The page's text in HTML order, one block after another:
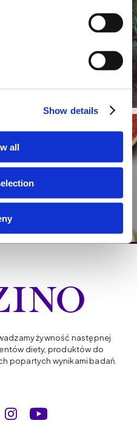
Show details
all
sposób
balans?
żywność następnej
diety, produktów do
popartych wynikami badań.